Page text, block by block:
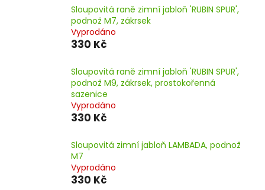
Sloupovitá raně zimní jabloň 'RUBIN SPUR',
podnož M7, zákrsek
Vyprodáno
330 Kč
Sloupovitá raně zimní jabloň 'RUBIN SPUR',
podnož M9, zákrsek, prostokořenná
sazenice
Vyprodáno
330 Kč
Sloupovitá zimní jabloň LAMBADA, podnož
M7
Vyprodáno
330 Kč